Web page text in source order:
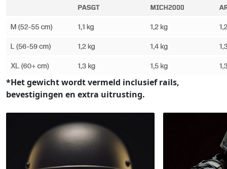
*Het gewicht wordt vermeld inclusief rails,
bevestigingen en extra uitrusting.